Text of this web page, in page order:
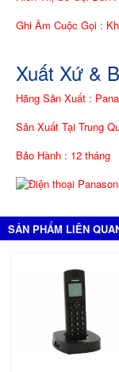
Ghi Âm Cuộc Gọi :
Xuất Xứ &
Hãng Sản Xuất :
Sản Xuất Tại Trung
Bảo Hành : 12 tháng
SẢN PHẨM LIÊN